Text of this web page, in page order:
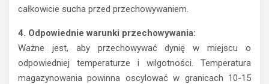
całkowicie sucha przed przechowywaniem.
4. Odpowiednie warunki przechowywania:
Ważne jest, aby przechowywać dynię w miejscu o
odpowiedniej temperaturze i wilgotności. Temperatura
magazynowania powinna oscylować w granicach 10-15